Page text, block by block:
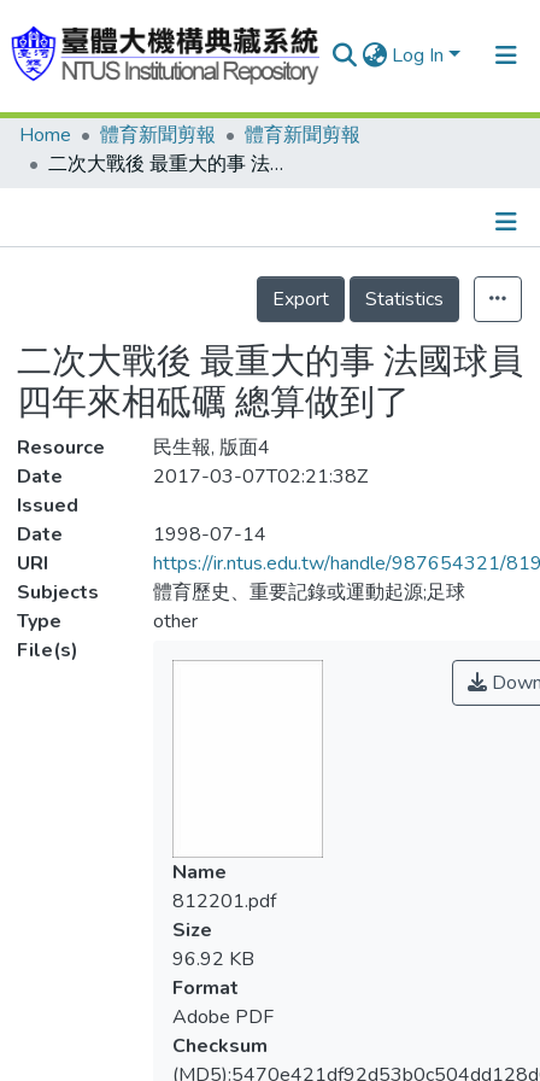
Log In
Communities & Collections
Statistics
Home 體育新聞剪報
體育新聞剪報
二次大戰後 最重大的事 法國球員四年來相砥礪 總算做到了
Details
Export
Statistics
二次大戰後 最重大的事 法國球員
四年來相砥礪 總算做到了
Resource
民生報, 版面4
Date
Issued
2017-03-07T02:21:38Z
Date
1998-07-14
URI
https://ir.ntus.edu.tw/handle/987654321/
Subjects
體育歷史、重要記錄或運動起源;足球
Type
other
File(s)
Name
812201.pdf
Size
96.92 KB
Format
Adobe PDF
Checksum